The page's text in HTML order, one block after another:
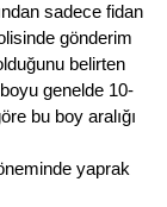
sadece fidan
gönderim
belirten
genelde 10-
bu boy aralığı
yaprak